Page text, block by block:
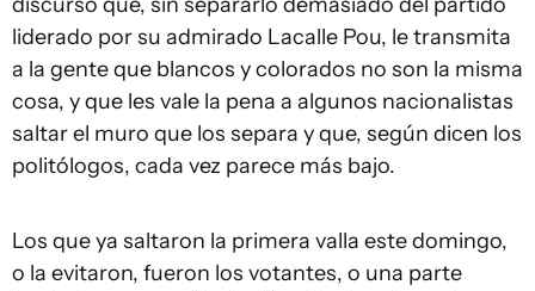
liderado por su admirado Lacalle Pou, le transmita
a la gente que blancos y colorados no son la misma
cosa, y que les vale la pena a algunos nacionalistas
saltar el muro que los separa y que, según dicen los
politólogos, cada vez parece más bajo.
Los que ya saltaron la primera valla este domingo,
o la evitaron, fueron los votantes, o una parte